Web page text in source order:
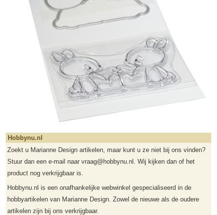
Hobbynu.nl
Zoekt u Marianne Design artikelen, maar kunt u ze niet bij ons vinden?
Stuur dan een e-mail naar vraag@hobbynu.nl. Wij kijken dan of het
product nog verkrijgbaar is.
Hobbynu.nl is een onafhankelijke webwinkel gespecialiseerd in de
hobbyartikelen van Marianne Design. Zowel de nieuwe als de oudere
artikelen zijn bij ons verkrijgbaar.